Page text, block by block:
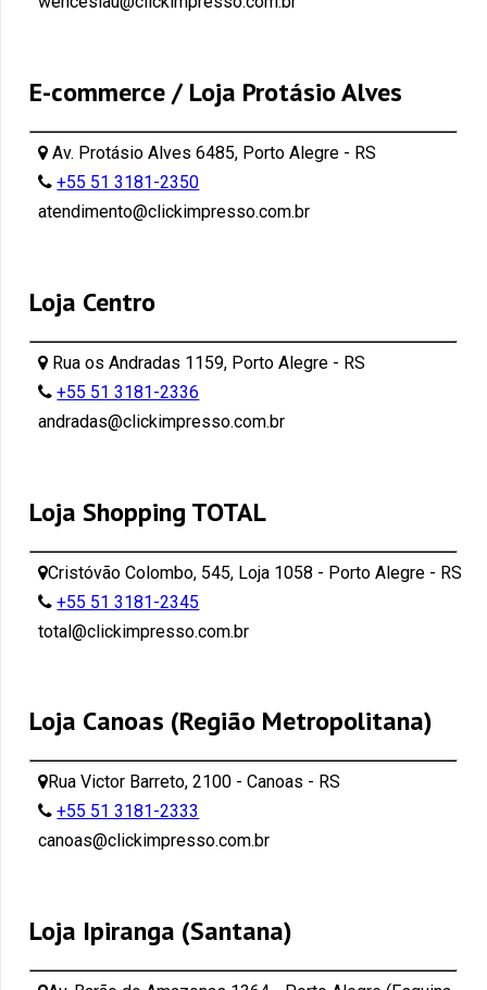
E-commerce / Loja Protásio Alves
Av. Protásio Alves 6485, Porto Alegre - RS
+55 51 3181-2350
atendimento@clickimpresso.com.br
Loja Centro
Rua os Andradas 1159, Porto Alegre - RS
+55 51 3181-2336
andradas@clickimpresso.com.br
Loja Shopping TOTAL
Cristóvão Colombo, 545, Loja 1058 - Porto Alegre - RS
+55 51 3181-2345
total@clickimpresso.com.br
Loja Canoas (Região Metropolitana)
Rua Victor Barreto, 2100 - Canoas - RS
+55 51 3181-2333
canoas@clickimpresso.com.br
Loja Ipiranga (Santana)